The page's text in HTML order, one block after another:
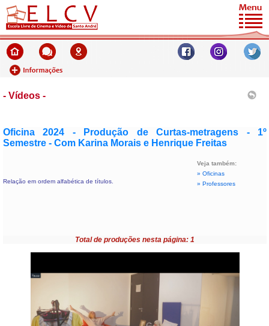
- Vídeos -
Oficina 2024 - Produção de Curtas-metragens - 1º
Semestre - Com Karina Morais e Henrique Freitas
Relação em ordem alfabética de títulos.
Veja também:
» Oficinas
» Professores
Total de produções nesta página: 1